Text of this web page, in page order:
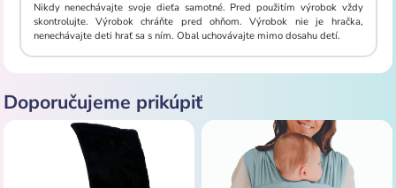
Nikdy nenechávajte svoje dieťa samotné. Pred použitím výrobok vždy
skontrolujte. Výrobok chráňte pred ohňom. Výrobok nie je hračka,
nenechávajte deti hrať sa s ním. Obal uchovávajte mimo dosahu detí.
Doporučujeme prikúpiť